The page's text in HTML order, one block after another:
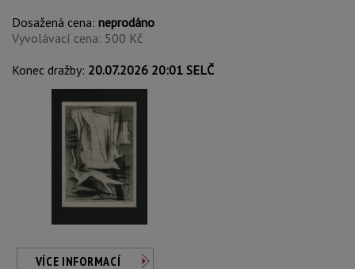
Dosažená cena: neprodáno
Vyvolávací cena: 500 Kč
Konec dražby: 20.07.2026 20:01 SELČ
VÍCE INFORMACÍ